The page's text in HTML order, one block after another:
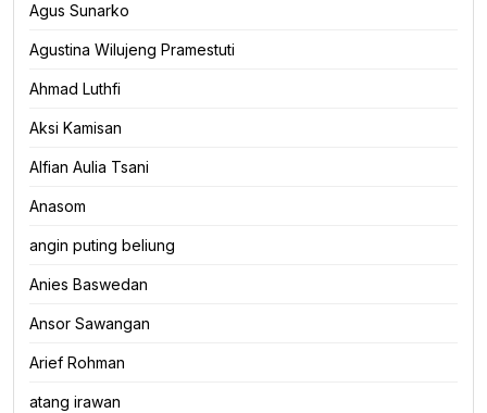
Agus Sunarko
Agustina Wilujeng Pramestuti
Ahmad Luthfi
Aksi Kamisan
Alfian Aulia Tsani
Anasom
angin puting beliung
Anies Baswedan
Ansor Sawangan
Arief Rohman
atang irawan